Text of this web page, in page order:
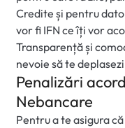
Credite și pentru
vor fi IFN ce îți vor
Transparență și
nevoie să te
Penalizări
Nebancare
Pentru a te asigura